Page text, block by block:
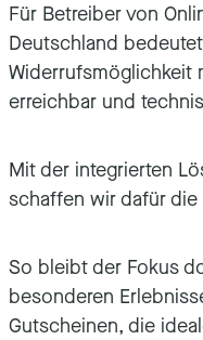
Für Betreiber von
Deutschland
Widerrufsmöglichkeit
erreichbar und
Mit der integrierten
schaffen wir dafür
So bleibt der Fokus
besonderen
Gutscheinen, die